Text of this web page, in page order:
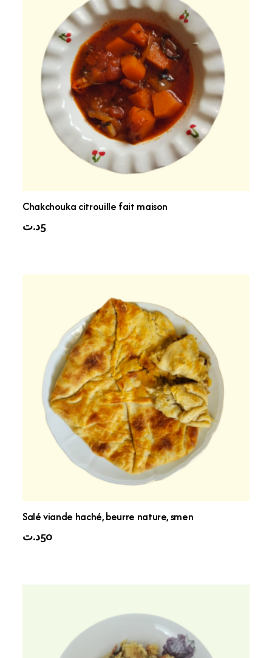
Chakchouka citrouille fait maison
5د.ت
Salé viande haché, beurre nature, smen
50د.ت